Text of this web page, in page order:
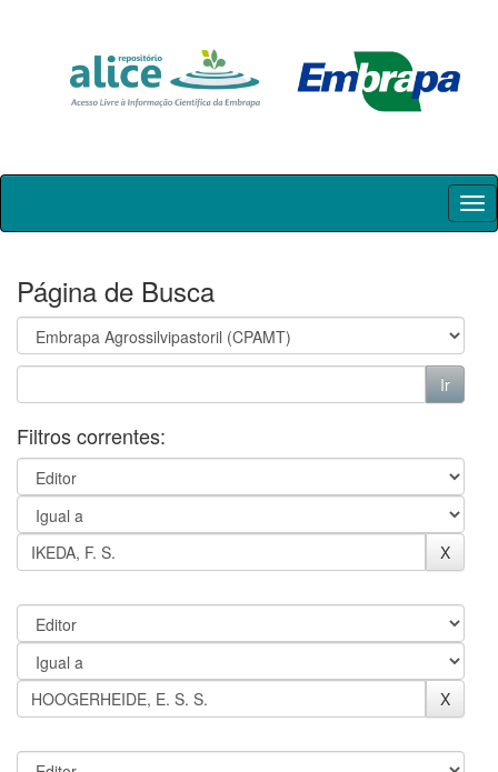
Skip
Página de Busca
Filtros correntes: